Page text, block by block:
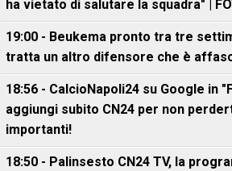
ha vietato di salutare la squadra" |
19:00 - Beukema pronto tra tre
tratta un altro difensore che è
18:56 - CalcioNapoli24 su Google in
aggiungi subito CN24 per non
importanti!
18:50 - Palinsesto CN24 TV, la